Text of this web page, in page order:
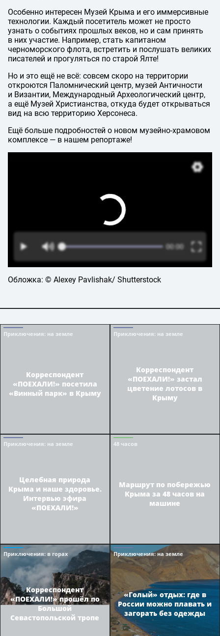
Особенно интересен Музей Крыма и его иммерсивные
технологии. Каждый посетитель может не просто
узнать о событиях прошлых веков, но и сам принять
в них участие. Например, стать капитаном
черноморского флота, встретить и послушать великих
писателей и прогуляться по старой Ялте!
Но и это ещё не всё: совсем скоро на территории
откроются Паломнический центр, музей Античности
и Византии, Международный Археологический центр,
а ещё Музей Христианства, откуда будет открываться
вид на всю территорию Херсонеса.
Ещё больше подробностей о новом музейно-храмовом
комплексе — в нашем репортаже!
Обложка: © Alexey Pavlishak/ Shutterstock
Приключения: на земле
Корреспондент
«ПОЕХАЛИ!» посетила
«Винный парк» в Крыму
Приключения: на земле
Корреспондент
«ПОЕХАЛИ!» застал
цветение лотосов в
Крыму
Приключения: на земле
Целебная природа
Крыма и наше здоровье.
Интервью эфира
«ПОЕХАЛИ!»
48 часов
Маршрут по побережью
Крыма за 48 часов на
машине
Приключения: в горах
Корреспондент
«ПОЕХАЛИ!» прошёл по
Большой
Севастопольской тропе
Приключения: на земле
«Голый» отдых: где в
России можно плавать и
загорать без одежды